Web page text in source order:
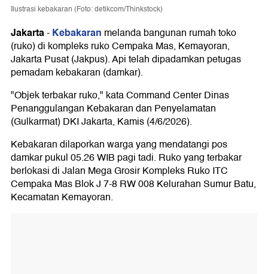
Ilustrasi kebakaran (Foto: detikcom/Thinkstock)
Jakarta-Kebakaran melanda bangunan rumah toko
(ruko) di kompleks ruko Cempaka Mas, Kemayoran,
Jakarta Pusat (Jakpus). Api telah dipadamkan petugas
pemadam kebakaran (damkar).
"Objek terbakar ruko," kata Command Center Dinas
Penanggulangan Kebakaran dan Penyelamatan
(Gulkarmat) DKI Jakarta, Kamis (4/6/2026).
Kebakaran dilaporkan warga yang mendatangi pos
damkar pukul 05.26 WIB pagi tadi. Ruko yang terbakar
berlokasi di Jalan Mega Grosir Kompleks Ruko ITC
Cempaka Mas Blok J 7-8 RW 008 Kelurahan Sumur Batu,
Kecamatan Kemayoran.